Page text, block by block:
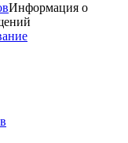
Информация о